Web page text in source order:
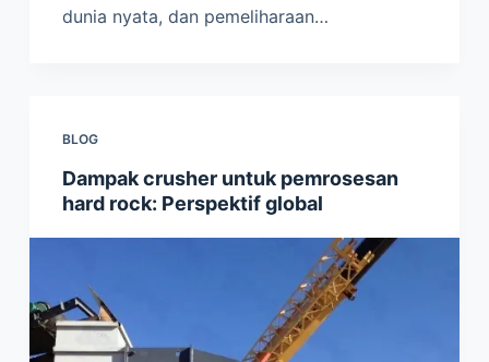
dunia nyata, dan pemeliharaan…
BLOG
Dampak crusher untuk pemrosesan
hard rock: Perspektif global